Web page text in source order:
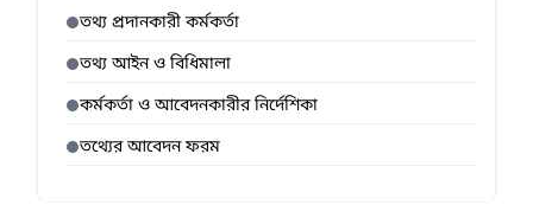
তথ্য প্রদানকারী কর্মকর্তা
তথ্য আইন ও বিধিমালা
কর্মকর্তা ও আবেদনকারীর নির্দেশিকা
তথ্যের আবেদন ফরম